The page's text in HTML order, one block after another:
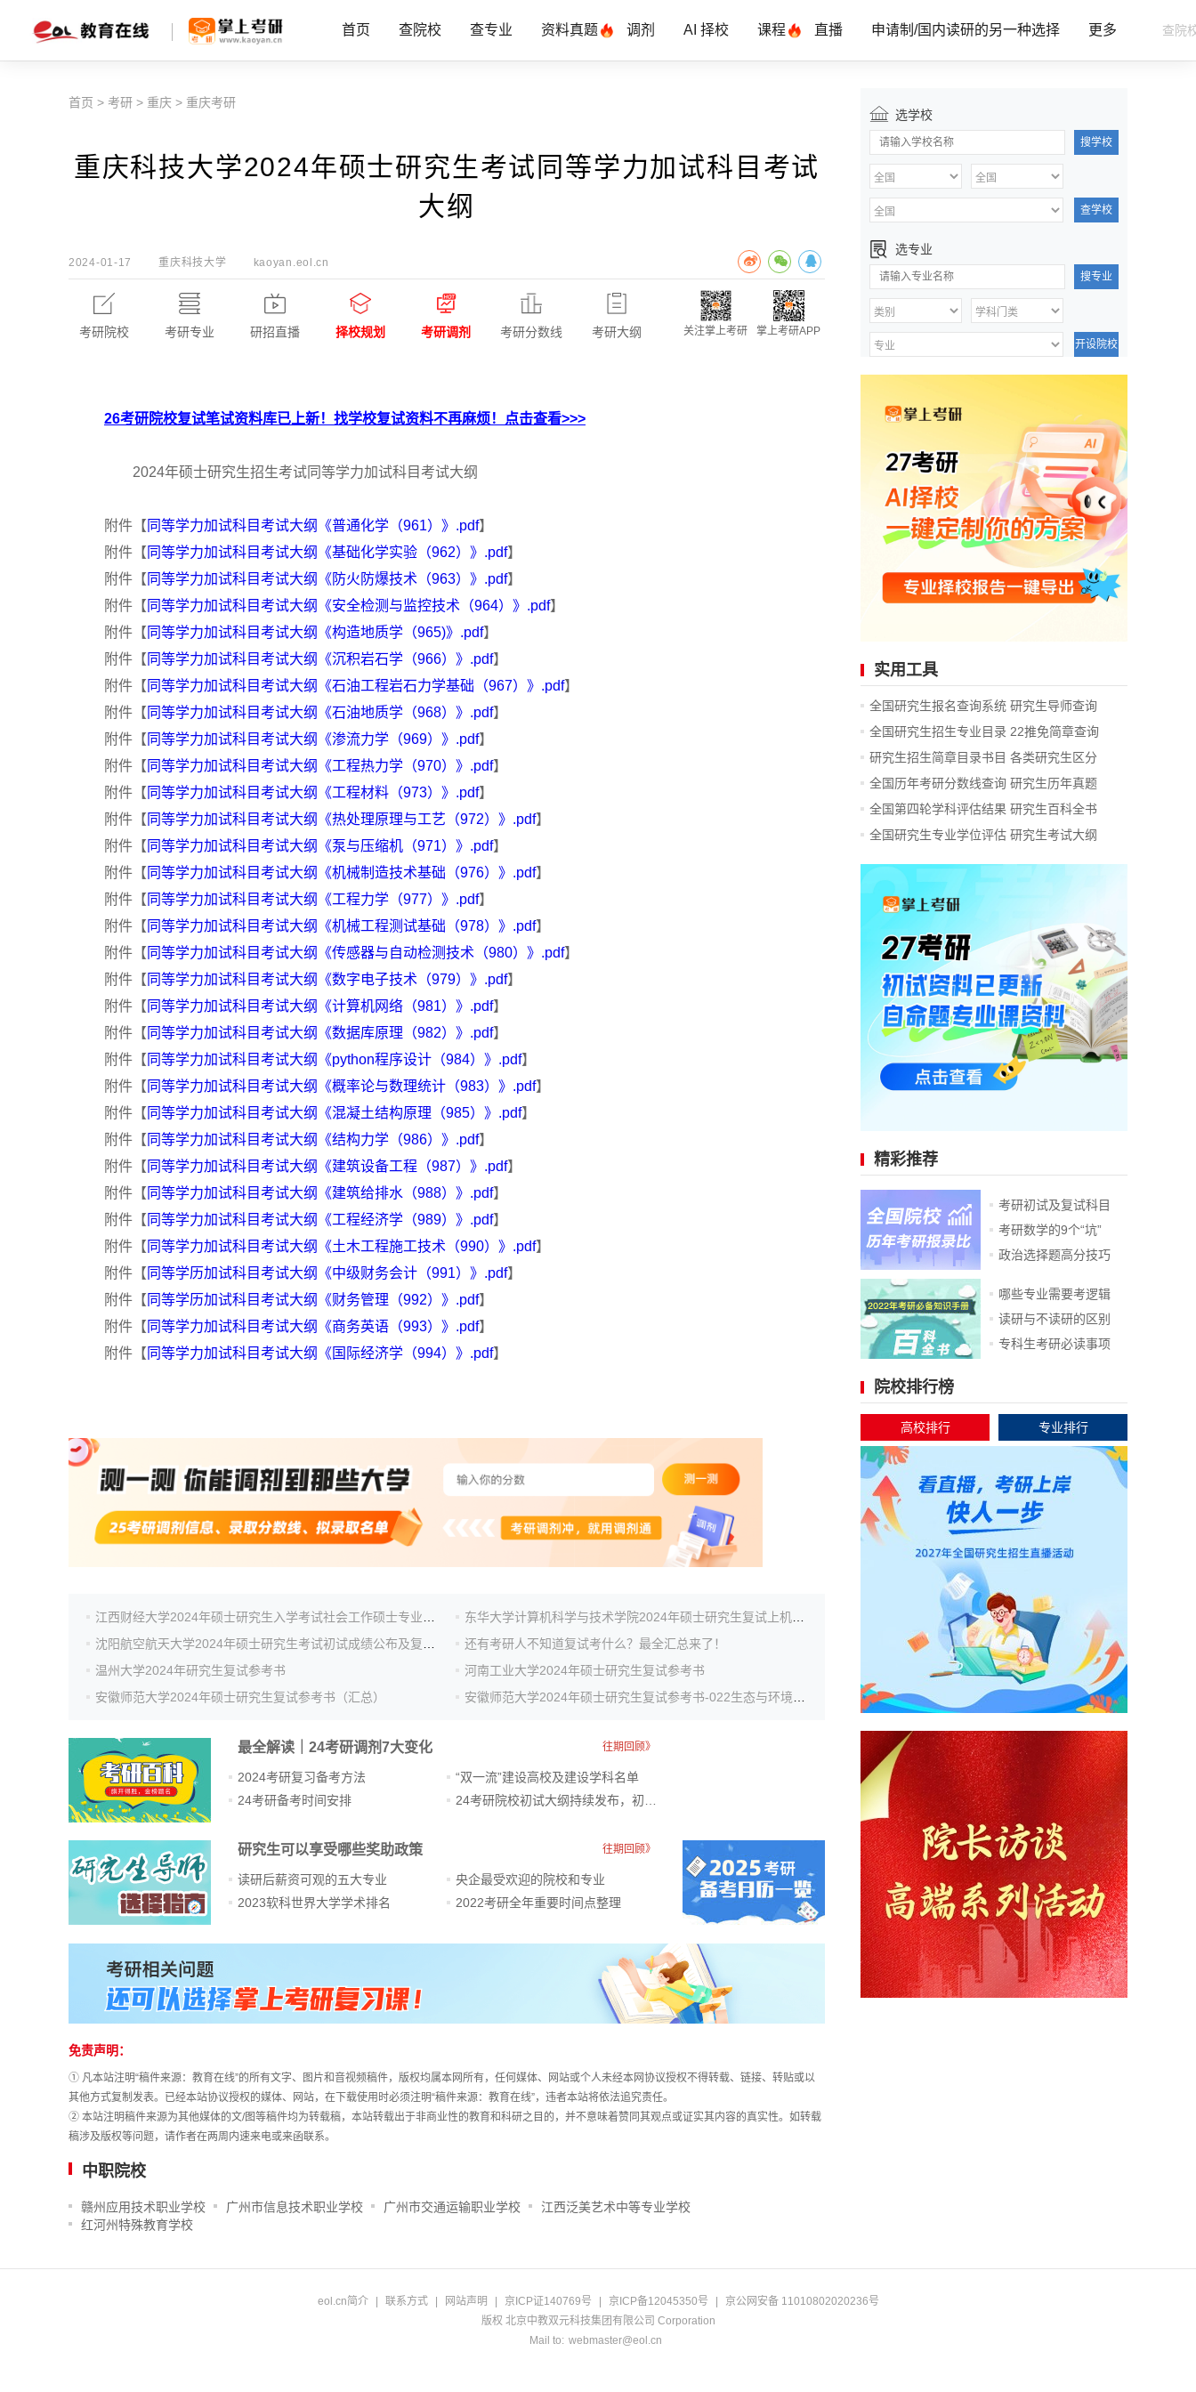
首页 查院校 查专业 资料真题 调剂 AI 择校 课程 直播 申请制/国内读研的另一种选择 更多
首页 > 考研 > 重庆 > 重庆考研
重庆科技大学2024年硕士研究生考试同等学力加试科目考试
大纲
2024-01-17 重庆科技大学 kaoyan.eol.cn
考研院校 考研专业 研招直播 择校规划 考研调剂 考研分数线 考研大纲 关注掌上考研 掌上考研APP
26考研院校复试笔试资料库已上新！找学校复试资料不再麻烦！点击查看>>>
2024年硕士研究生招生考试同等学力加试科目考试大纲
附件【 同等学力加试科目考试大纲《普通化学（961）》.pdf】
附件【 同等学力加试科目考试大纲《基础化学实验（962）》.pdf】
附件【 同等学力加试科目考试大纲《防火防爆技术（963）》.pdf】
附件【 同等学力加试科目考试大纲《安全检测与监控技术（964）》.pdf】
附件【 同等学力加试科目考试大纲《构造地质学（965)》.pdf】
附件【 同等学力加试科目考试大纲《沉积岩石学（966）》.pdf】
附件【 同等学力加试科目考试大纲《石油工程岩石力学基础（967）》.pdf】
附件【 同等学力加试科目考试大纲《石油地质学（968）》.pdf】
附件【 同等学力加试科目考试大纲《渗流力学（969）》.pdf】
附件【 同等学力加试科目考试大纲《工程热力学（970）》.pdf】
附件【 同等学力加试科目考试大纲《工程材料（973）》.pdf】
附件【 同等学力加试科目考试大纲《热处理原理与工艺（972）》.pdf】
附件【 同等学力加试科目考试大纲《泵与压缩机（971）》.pdf】
附件【 同等学力加试科目考试大纲《机械制造技术基础（976）》.pdf】
附件【 同等学力加试科目考试大纲《工程力学（977）》.pdf】
附件【 同等学力加试科目考试大纲《机械工程测试基础（978）》.pdf】
附件【 同等学力加试科目考试大纲《传感器与自动检测技术（980）》.pdf】
附件【 同等学力加试科目考试大纲《数字电子技术（979）》.pdf】
附件【 同等学力加试科目考试大纲《计算机网络（981）》.pdf】
附件【 同等学力加试科目考试大纲《数据库原理（982）》.pdf】
附件【 同等学力加试科目考试大纲《python程序设计（984）》.pdf】
附件【 同等学力加试科目考试大纲《概率论与数理统计（983）》.pdf】
附件【 同等学力加试科目考试大纲《混凝土结构原理（985）》.pdf】
附件【 同等学力加试科目考试大纲《结构力学（986）》.pdf】
附件【 同等学力加试科目考试大纲《建筑设备工程（987）》.pdf】
附件【 同等学力加试科目考试大纲《建筑给排水（988）》.pdf】
附件【 同等学力加试科目考试大纲《工程经济学（989）》.pdf】
附件【 同等学力加试科目考试大纲《土木工程施工技术（990）》.pdf】
附件【 同等学历加试科目考试大纲《中级财务会计（991）》.pdf】
附件【 同等学历加试科目考试大纲《财务管理（992）》.pdf】
附件【 同等学力加试科目考试大纲《商务英语（993）》.pdf】
附件【 同等学力加试科目考试大纲《国际经济学（994）》.pdf】
还有考研人不知道复试考什么？最全汇总来了！
温州大学2024年研究生复试参考书
河南工业大学2024年硕士研究生复试参考书
安徽师范大学2024年硕士研究生复试参考书（汇总）
最全解读｜24考研调剂7大变化 往期回顾》
2024考研复习备考方法
24考研备考时间安排
“双一流”建设高校及建设学科名单
研究生可以享受哪些奖助政策 往期回顾》
读研后薪资可观的五大专业
2023软科世界大学学术排名
央企最受欢迎的院校和专业
2022考研全年重要时间点整理
免责声明：
① 凡本站注明“稿件来源：教育在线”的所有文字、图片和音视频稿件，版权均属本网所有，任何媒体、网站或个人未经本网协议授权不得转载、链接、转贴或以
其他方式复制发表。已经本站协议授权的媒体、网站，在下载使用时必须注明“稿件来源：教育在线”，违者本站将依法追究责任。
② 本站注明稿件来源为其他媒体的文/图等稿件均为转载稿，本站转载出于非商业性的教育和科研之目的，并不意味着赞同其观点或证实其内容的真实性。如转载
稿涉及版权等问题，请作者在两周内速来电或来函联系。
中职院校
赣州应用技术职业学校 广州市信息技术职业学校 广州市交通运输职业学校
江西泛美艺术中等专业学校
红河州特殊教育学校
选学校
搜学校
查学校
选专业
搜专业
开设院校
实用工具
全国研究生报名查询系统 研究生导师查询
全国研究生招生专业目录 22推免简章查询
研究生招生简章目录书目 各类研究生区分
全国历年考研分数线查询 研究生历年真题
全国第四轮学科评估结果 研究生百科全书
全国研究生专业学位评估 研究生考试大纲
精彩推荐
考研初试及复试科目
考研数学的9个“坑”
政治选择题高分技巧
哪些专业需要考逻辑
读研与不读研的区别
专科生考研必读事项
院校排行榜
高校排行 专业排行
eol.cn简介 联系方式 网站声明 京ICP证140769号 京ICP备12045350号
京公网安备 11010802020236号
版权 北京中教双元科技集团有限公司 Corporation
Mail to: webmaster@eol.cn